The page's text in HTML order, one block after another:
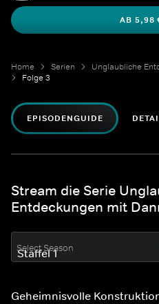
AB 5,98
Home Serien
Folge 3
EPISODENGUIDE
Stream die Serie
Entdeckungen mit
Select Season
Geheimnisvolle